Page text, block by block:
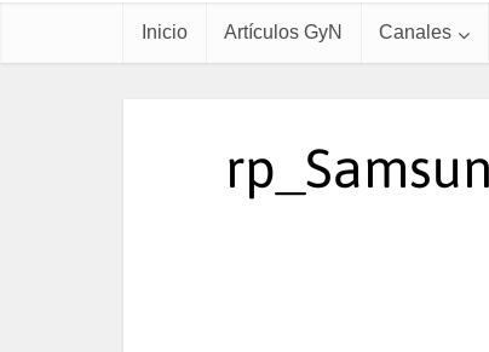
Inicio Artículos GyN Canales